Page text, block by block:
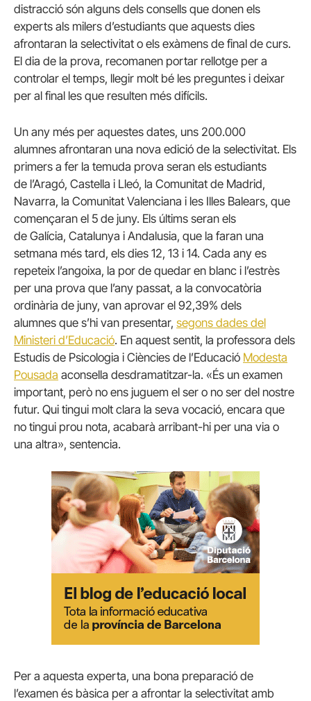
distracció són alguns dels consells que donen els
experts als milers d’estudiants que aquests dies
afrontaran la selectivitat o els exàmens de final de curs.
El dia de la prova, recomanen portar rellotge per a
controlar el temps, llegir molt bé les preguntes i deixar
per al final les que resulten més difícils.
Un any més per aquestes dates, uns 200.000
alumnes afrontaran una nova edició de la selectivitat. Els
primers a fer la temuda prova seran els estudiants
de l’Aragó, Castella i Lleó, la Comunitat de Madrid,
Navarra, la Comunitat Valenciana i les Illes Balears, que
començaran el 5 de juny. Els últims seran els
de Galícia, Catalunya i Andalusia, que la faran una
setmana més tard, els dies 12, 13 i 14. Cada any es
repeteix l’angoixa, la por de quedar en blanc i l’estrès
per una prova que l’any passat, a la convocatòria
ordinària de juny, van aprovar el 92,39% dels
alumnes que s’hi van presentar, segons dades del
Ministeri d’Educació. En aquest sentit, la professora dels
Estudis de Psicologia i Ciències de l’Educació Modesta
Pousada aconsella desdramatitzar-la. «És un examen
important, però no ens juguem el ser o no ser del nostre
futur. Qui tingui molt clara la seva vocació, encara que
no tingui prou nota, acabarà arribant-hi per una via o
una altra», sentencia.
Per a aquesta experta, una bona preparació de
l’examen és bàsica per a afrontar la selectivitat amb